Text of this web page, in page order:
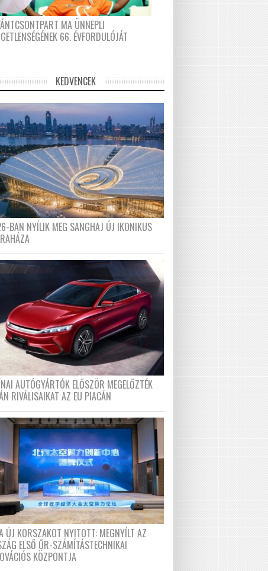
MA ÜNNEPLI
66. ÉVFORDULÓJÁT
KEDVENCEK
BAN NYÍLIK MEG SANGHAJ ÚJ IKONIKUS
AUTÓGYÁRTÓK ELŐSZÖR MEGELŐZTÉK
RIVÁLISAIKAT AZ EU PIACÁN
ÚJ KORSZAKOT NYITOTT: MEGNYÍLT AZ
ELSŐ ŰR-SZÁMÍTÁSTECHNIKAI
KÖZPONTJA